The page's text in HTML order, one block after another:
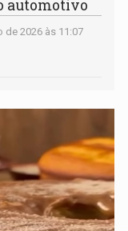
automotivo
de 2026 às 11:07